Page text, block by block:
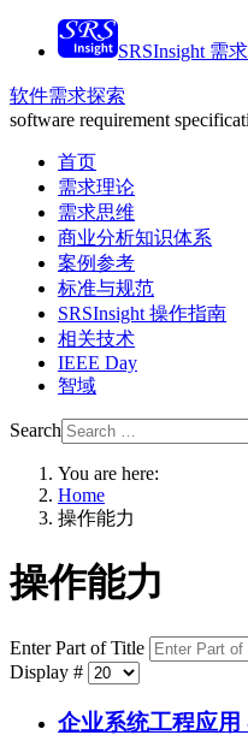
SRSInsight 需
软件需求探索
software requirement
首页
需求理论
需求思维
商业分析知识体系
案例参考
标准与规范
SRSInsight 操作指南
相关技术
IEEE Day
智域
Search
You are here:
Home
操作能力
操作能力
Enter Part of Title
Display #
企业系统工程应